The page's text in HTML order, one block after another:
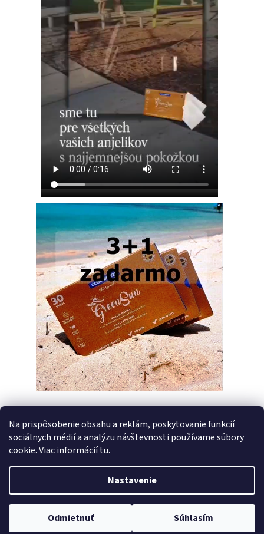
Na prispôsobenie obsahu a reklám, poskytovanie funkcií
sociálnych médií a analýzu návštevnosti používame súbory
cookie. Viac informáciítu.
Nastavenie
Odmietnuť Súhlasím
PREDCHÁDZAJÚCI ČLÁNOK
Copyright 2026Pracie pásiky GreenSun. Všetky práva vyhradené.
Upraviť nastavenie cookies